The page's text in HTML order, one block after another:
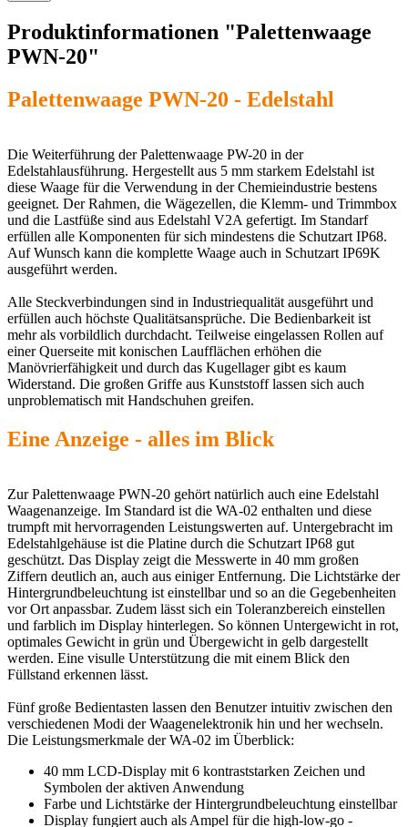
Produktinformationen "Palettenwaage
PWN-20"
Palettenwaage PWN-20 - Edelstahl
Die Weiterführung der Palettenwaage PW-20 in der
Edelstahlausführung. Hergestellt aus 5 mm starkem Edelstahl ist
diese Waage für die Verwendung in der Chemieindustrie bestens
geeignet. Der Rahmen, die Wägezellen, die Klemm- und Trimmbox
und die Lastfüße sind aus Edelstahl V2A gefertigt. Im Standarf
erfüllen alle Komponenten für sich mindestens die Schutzart IP68.
Auf Wunsch kann die komplette Waage auch in Schutzart IP69K
ausgeführt werden.
Alle Steckverbindungen sind in Industriequalität ausgeführt und
erfüllen auch höchste Qualitätsansprüche. Die Bedienbarkeit ist
mehr als vorbildlich durchdacht. Teilweise eingelassen Rollen auf
einer Querseite mit konischen Laufflächen erhöhen die
Manövrierfähigkeit und durch das Kugellager gibt es kaum
Widerstand. Die großen Griffe aus Kunststoff lassen sich auch
unproblematisch mit Handschuhen greifen.
Eine Anzeige - alles im Blick
Zur Palettenwaage PWN-20 gehört natürlich auch eine Edelstahl
Waagenanzeige. Im Standard ist die WA-02 enthalten und diese
trumpft mit hervorragenden Leistungswerten auf. Untergebracht im
Edelstahlgehäuse ist die Platine durch die Schutzart IP68 gut
geschützt. Das Display zeigt die Messwerte in 40 mm großen
Ziffern deutlich an, auch aus einiger Entfernung. Die Lichtstärke der
Hintergrundbeleuchtung ist einstellbar und so an die Gegebenheiten
vor Ort anpassbar. Zudem lässt sich ein Toleranzbereich einstellen
und farblich im Display hinterlegen. So können Untergewicht in rot,
optimales Gewicht in grün und Übergewicht in gelb dargestellt
werden. Eine visulle Unterstützung die mit einem Blick den
Füllstand erkennen lässt.
Fünf große Bedientasten lassen den Benutzer intuitiv zwischen den
verschiedenen Modi der Waagenelektronik hin und her wechseln.
Die Leistungsmerkmale der WA-02 im Überblick:
40 mm LCD-Display mit 6 kontraststarken Zeichen und
Symbolen der aktiven Anwendung
Farbe und Lichtstärke der Hintergrundbeleuchtung einstellbar
Display fungiert auch als Ampel für die high-low-go -